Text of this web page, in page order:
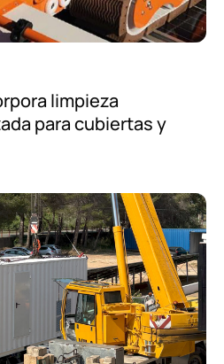
limpieza
para cubiertas y